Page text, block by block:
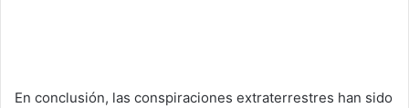
En conclusión, las conspiraciones extraterrestres han sido